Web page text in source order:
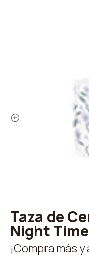
Taza de
Night Time
¡Compra más